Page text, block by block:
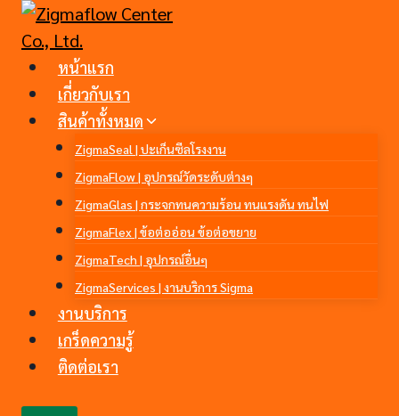
Skip
contentหน้าแรก
เกี่ยวกับเรา
สินค้าทั้งหมด
ZigmaSeal | ปะเก็นซีลโรงงาน
ZigmaFlow | อุปกรณ์วัดระดับต่างๆ
ZigmaGlas | กระจกทนความร้อน ทนแรงดัน ทนไฟ
ZigmaFlex | ข้อต่ออ่อน ข้อต่อขยาย
ZigmaTech | อุปกรณ์อื่นๆ
ZigmaServices | งานบริการ Sigma
งานบริการ
เกร็ดความรู้
ติดต่อเรา